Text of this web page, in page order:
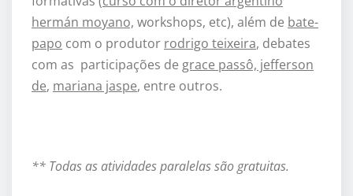
hermán moyano, workshops, etc), além de bate-
papo com o produtor rodrigo teixeira, debates
com as participações de grace passô, jefferson
de, mariana jaspe, entre outros.
** Todas as atividades paralelas são gratuitas.